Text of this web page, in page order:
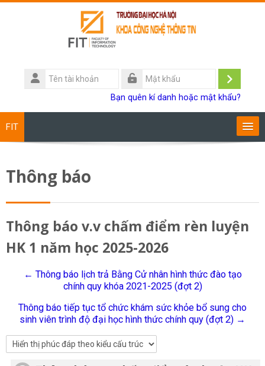
Tên
tài
Đăng
Bạn quên kí danh hoặc mật khẩu?
FIT
Giảng viên
Sinh viên
Research
Tiếng Việt
kiếm
khoá
học
Thông báo
Thông báo v.v chấm điểm rèn luyện
HK 1 năm học 2025-2026
← Thông báo lịch trả Bằng Cử nhân hình thức đào tạo
chính quy khóa 2021-2025 (đợt 2)
Thông báo tiếp tục tổ chức khám sức khỏe bổ sung cho
sinh viên trình độ đại học hình thức chính quy (đợt 2) →